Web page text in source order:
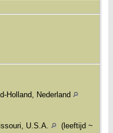
Holland, Nederland
U.S.A.
(leeftijd ~